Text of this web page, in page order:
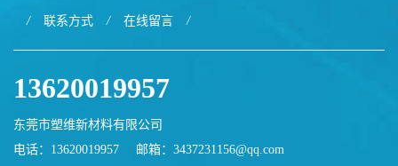
/ 联系方式 / 在线留言 /
13620019957
东莞市塑维新材料有限公司
电话：13620019957
邮箱： 3437231156@qq.com